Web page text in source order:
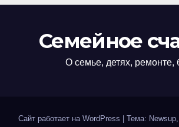
Семейное
О семье, детях, ремонте,
Сайт работает на WordPress Тема: